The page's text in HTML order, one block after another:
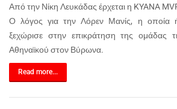
Από την Νίκη Λευκάδας έρχεται η KYANA
Ο λόγος για την Λόρεν Μανίς, η οποία
ξεχώρισε στην επικράτηση της ομάδας
Αθηναϊκού στον Βύρωνα.
Read more...